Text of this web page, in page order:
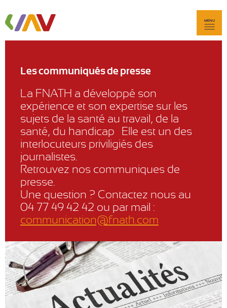
MENU
Les communiqués de presse
La FNATH a développé son
expérience et son expertise sur les
sujets de la santé au travail, de la
santé, du handicap… Elle est un des
interlocuteurs priviligiés des
journalistes.
Retrouvez nos communiques de
presse.
Une question ? Contactez nous au
04 77 49 42 42 ou par mail :
communication@fnath.com